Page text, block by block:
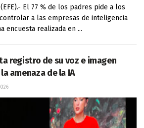
El 77 % de los padres pide a los
a las empresas de inteligencia
encuesta realizada en ...
registro de su voz e imagen
amenaza de la IA